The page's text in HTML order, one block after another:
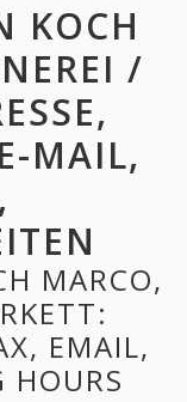
KOCH
/
MAIL,
MARCO,
EMAIL,
HOURS